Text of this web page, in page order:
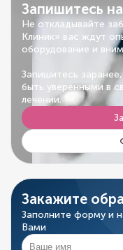
Запишитесь
Не откладывайте
Клиник» вас ждут
оборудование и
Запишитесь
быть уверенными в
лечении.
Закажите
Заполните форму и
Вами